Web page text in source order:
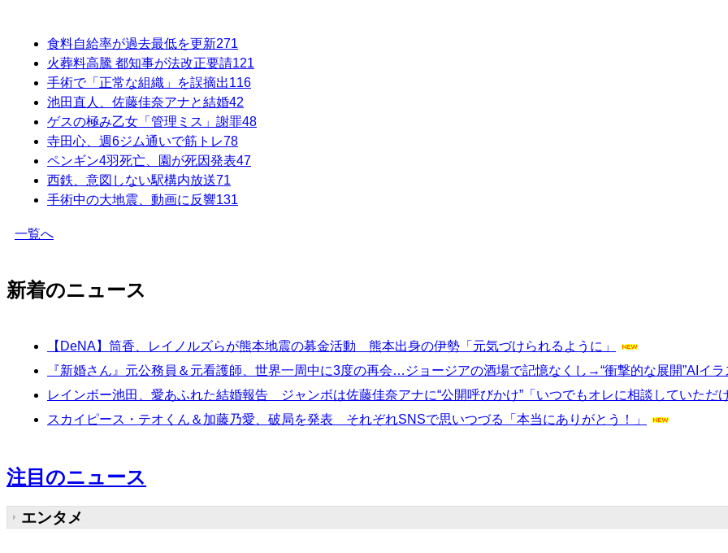
食料自給率が過去最低を更新271
火葬料高騰 都知事が法改正要請121
手術で「正常な組織」を誤摘出116
池田直人、佐藤佳奈アナと結婚42
ゲスの極み乙女「管理ミス」謝罪48
寺田心、週6ジム通いで筋トレ78
ペンギン4羽死亡、園が死因発表47
西鉄、意図しない駅構内放送71
手術中の大地震、動画に反響131
一覧へ
新着のニュース
【DeNA】筒香、レイノルズらが熊本地震の募金活動 熊本出身の伊勢「元気づけられるように」
『新婚さん』元公務員＆元看護師、世界一周中に3度の再会…ジョージアの酒場で記憶なくし→“衝撃的な展開”AIイ
レインボー池田、愛あふれた結婚報告 ジャンボは佐藤佳奈アナに“公開呼びかけ”「いつでもオレに相談していただ
スカイピース・テオくん＆加藤乃愛、破局を発表 それぞれSNSで思いつづる「本当にありがとう！」
注目のニュース
エンタメ